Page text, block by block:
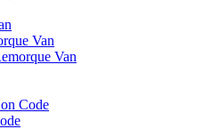
Van
Van
Code